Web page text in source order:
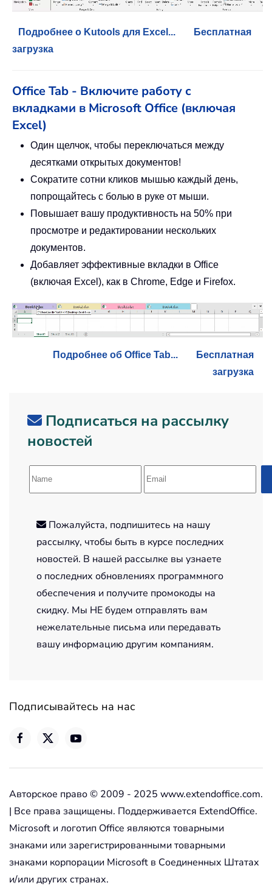
Подробнее о Kutools для Excel...
Бесплатная
загрузка
Office Tab - Включите работу с
вкладками в Microsoft Office (включая
Excel)
Один щелчок, чтобы переключаться между
десятками открытых документов!
Сократите сотни кликов мышью каждый день,
попрощайтесь с болью в руке от мыши.
Повышает вашу продуктивность на 50% при
просмотре и редактировании нескольких
документов.
Добавляет эффективные вкладки в Office
(включая Excel), как в Chrome, Edge и Firefox.
Подробнее об Office Tab...
Бесплатная
загрузка
Подписаться на рассылку
новостей
Пожалуйста, подпишитесь на нашу
рассылку, чтобы быть в курсе последних
новостей. В нашей рассылке вы узнаете
о последних обновлениях программного
обеспечения и получите промокоды на
скидку. Мы НЕ будем отправлять вам
нежелательные письма или передавать
вашу информацию другим компаниям.
Подписывайтесь на нас
Авторское право © 2009 - 2025 www.extendoffice.com.
| Все права защищены. Поддерживается ExtendOffice.
Microsoft и логотип Office являются товарными
знаками или зарегистрированными товарными
знаками корпорации Microsoft в Соединенных Штатах
и/или других странах.